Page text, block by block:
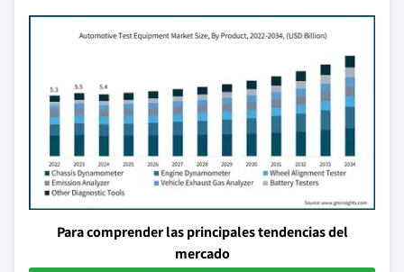
Para comprender las principales tendencias del
mercado